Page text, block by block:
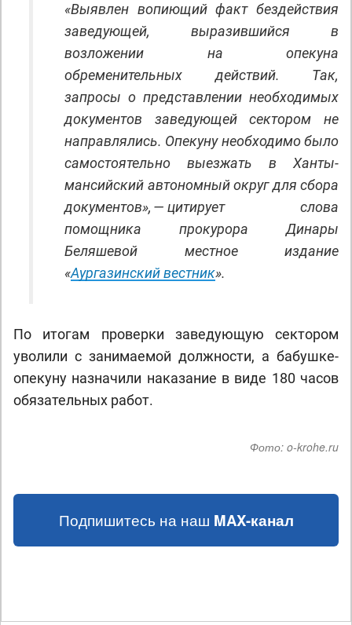
«Выявлен вопиющий факт бездействия
заведующей, выразившийся в
возложении на опекуна
обременительных действий. Так,
запросы о представлении необходимых
документов заведующей сектором не
направлялись. Опекуну необходимо было
самостоятельно выезжать в Ханты-
мансийский автономный округ для сбора
документов», — цитирует слова
помощника прокурора Динары
Беляшевой местное издание
«Аургазинский вестник».
По итогам проверки заведующую сектором
уволили с занимаемой должности, а бабушке-
опекуну назначили наказание в виде 180 часов
обязательных работ.
Фото: o-krohe.ru
Подпишитесь на наш MAX-канал